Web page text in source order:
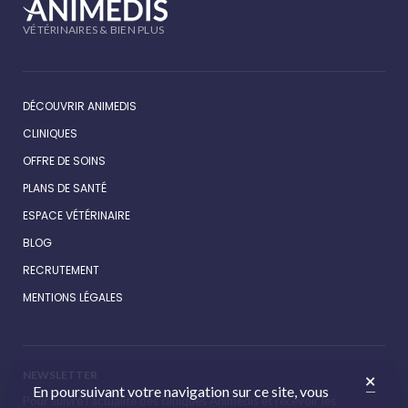
VÉTÉRINAIRES & BIEN PLUS
DÉCOUVRIR ANIMEDIS
CLINIQUES
OFFRE DE SOINS
PLANS DE SANTÉ
ESPACE VÉTÉRINAIRE
BLOG
RECRUTEMENT
MENTIONS LÉGALES
Pour suivre l’actualité des cliniques Animédis et recevoir les
En poursuivant votre navigation sur ce site, vous